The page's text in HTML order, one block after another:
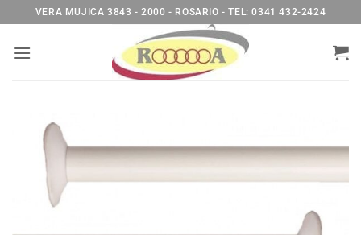
al
contenido
VERA MUJICA 3843 - 2000 - ROSARIO - TEL: 0341 432-2424